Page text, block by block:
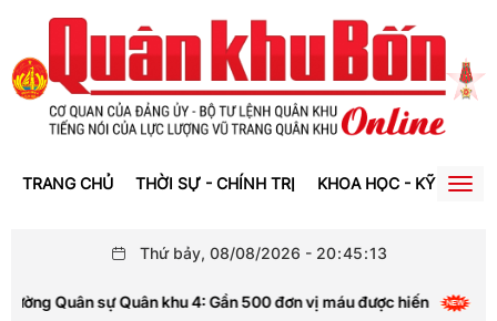
TRANG CHỦ THỜI SỰ - CHÍNH TRỊ KHOA HỌC - KỸ THUẬT
Thứ bảy, 08/08/2026 - 20:45:13
Quân sự Quân khu 4: Gần 500 đơn vị máu được hiến